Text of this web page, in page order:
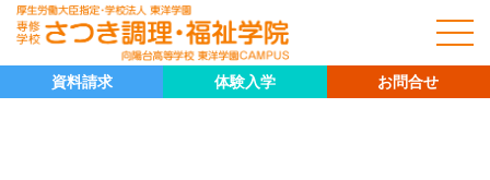
資料請求 体験入学 お問合せ